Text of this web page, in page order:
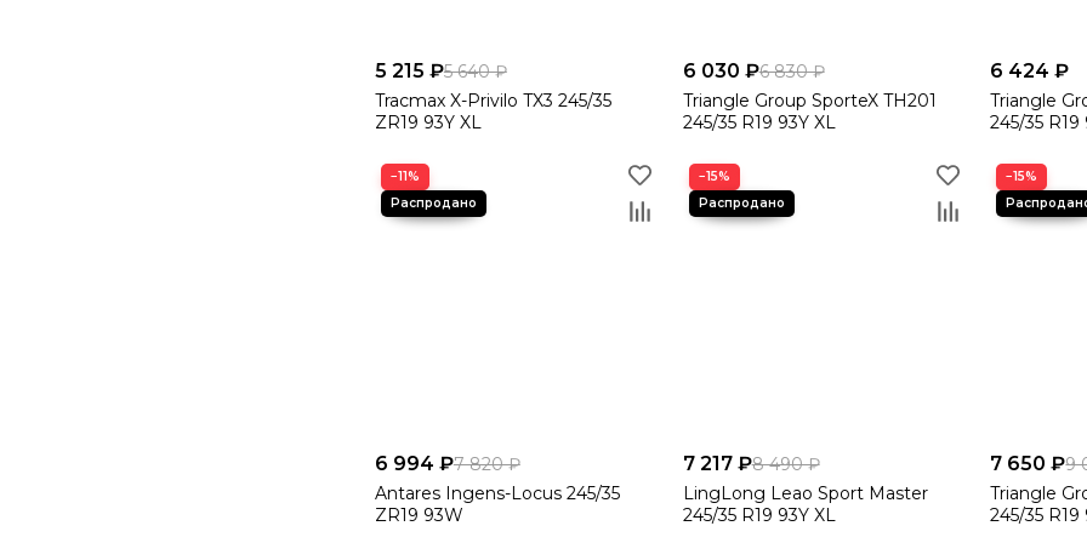
5 215 ₽5 640 ₽
Tracmax X-Privilo TX3 245/35
ZR19 93Y XL
6 030 ₽6 830 ₽
Triangle Group SporteX TH201
245/35 R19 93Y XL
6 424 ₽
Triangle
245/35 R19
−11%
6 994 ₽7 820 ₽
Antares Ingens-Locus 245/35
ZR19 93W
−15%
7 217 ₽8 490 ₽
LingLong Leao Sport Master
245/35 R19 93Y XL
−15%
7 650 ₽9
Triangle
245/35 R19